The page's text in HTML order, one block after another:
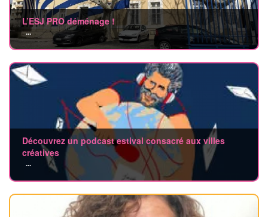
L’ESJ PRO déménage !
...
Découvrez un podcast estival consacré aux villes
créatives
...